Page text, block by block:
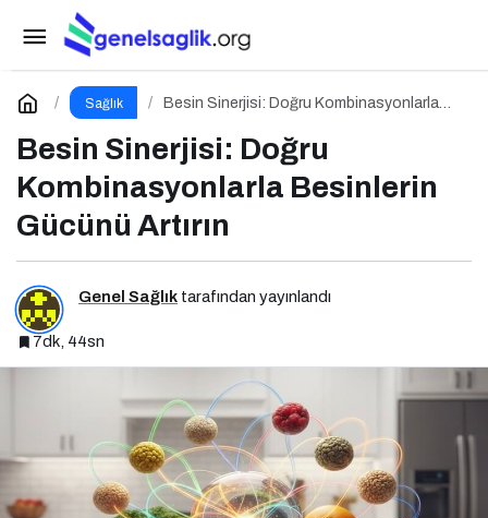
Sağlık
Besin Sinerjisi: Doğru Kombinasyonlarla
Besin Sinerjisi: Doğru
Kombinasyonlarla Besinlerin
Gücünü Artırın
Genel Sağlık tarafından yayınlandı
7dk, 44sn
Yasaklı Diyetler ve Kıtlık Bilinci
Yorum Yap